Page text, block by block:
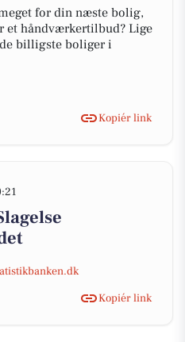
for din næste bolig,
et håndværkertilbud? Lige
billigste boliger i
Kopiér link
Kopiér link